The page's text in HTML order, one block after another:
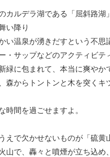
カルデラ湖である「屈斜路湖
い降り
い温泉が湧きだすという不思
・サップなどのアクティビ
緑に包まれて、本当に爽やか
森からトントンと木を突く
時間を過ごせますよ。
えで欠かせないものが「硫黄
山で、轟々と噴煙が立ち込